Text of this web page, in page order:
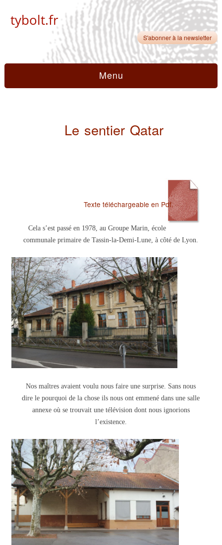
tybolt.fr
S'abonner à la newsletter
Menu
Le sentier Qatar
Texte téléchargeable en Pdf.
Cela s’est passé en 1978, au Groupe Marin, école
communale primaire de Tassin-la-Demi-Lune, à côté de Lyon.
Nos maîtres avaient voulu nous faire une surprise. Sans nous
dire le pourquoi de la chose ils nous ont emmené dans une salle
annexe où se trouvait une télévision dont nous ignorions
l’existence.